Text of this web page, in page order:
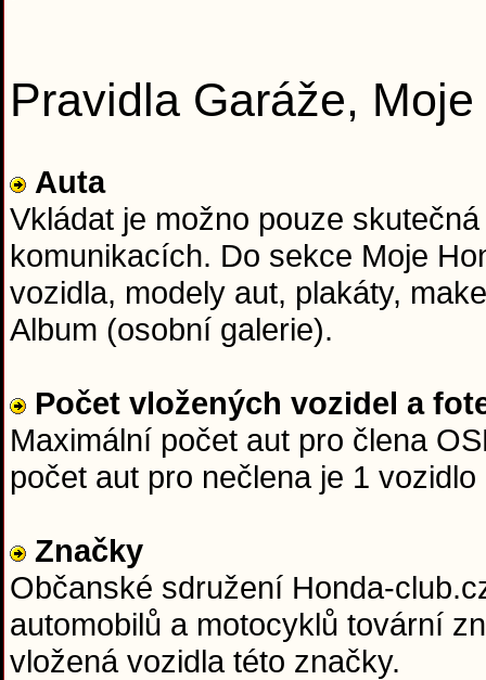
Pravidla Garáže,
Auta
Vkládat je možno pouze
komunikacích. Do sekce Moje
vozidla, modely aut, plakáty,
Album (osobní galerie).
Počet vložených vozidel a
Maximální počet aut pro člena
počet aut pro nečlena je 1 vozidlo
Značky
Občanské sdružení Honda-
automobilů a motocyklů tovární
vložená vozidla této značky.